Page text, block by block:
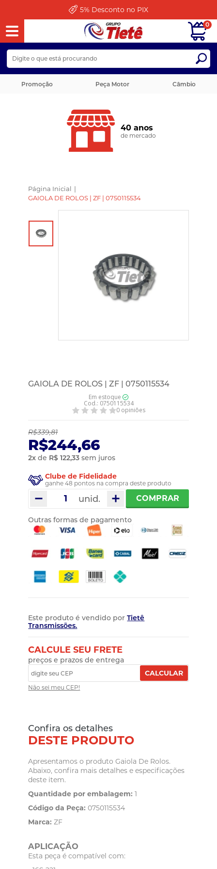
5% Desconto no PIX
Promoção Peça Motor Câmbio
0
40 anos
de mercado
Página Inicial |
GAIOLA DE ROLOS | ZF | 0750115534
GAIOLA DE ROLOS | ZF | 0750115534
Em estoque
Cod.: 0750115534
0 opiniões
R$339,81
R$244,66
2x de R$ 122,33 sem juros
Clube de Fidelidade
ganhe 48 pontos na compra deste produto
unid. COMPRAR
Outras formas de pagamento
Este produto é vendido porTietê
Transmissões.
CALCULE SEU FRETE
preços e prazos de entrega
CALCULAR
Não sei meu CEP!
Confira os detalhes
DESTE PRODUTO
Apresentamos o produto Gaiola De Rolos.
Abaixo, confira mais detalhes e especificações
deste item.
Quantidade por embalagem: 1
Código da Peça: 0750115534
Marca: ZF
APLICAÇÃO
Esta peça é compatível com: